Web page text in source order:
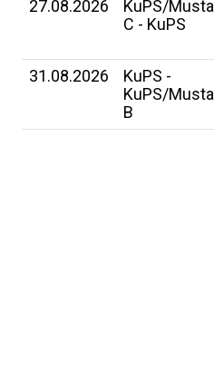
27.08.2026
KuPS/Musta
C - KuPS
31.08.2026
KuPS -
KuPS/Musta
B